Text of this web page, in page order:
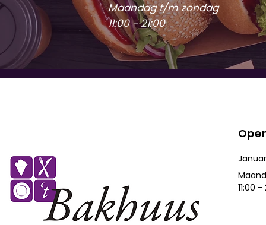
Maandag t/m zondag
11:00 - 21:00
11:00 -